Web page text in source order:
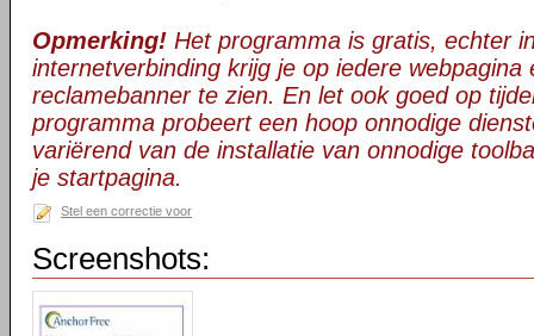
Opmerking! Het programma is gratis, echter
internetverbinding krijg je op iedere webpagina
reclamebanner te zien. En let ook goed op
programma probeert een hoop onnodige
variërend van de installatie van onnodige
je startpagina.
Stel een correctie voor
Screenshots: